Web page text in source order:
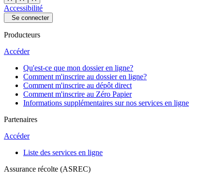
Accessibilité
Se connecter
Producteurs
Accéder
Qu'est-ce que mon dossier en ligne?
Comment m'inscrire au dossier en ligne?
Comment m'inscrire au dépôt direct
Comment m'inscrire au Zéro Papier
Informations supplémentaires sur nos services en ligne
Partenaires
Accéder
Liste des services en ligne
Assurance récolte (ASREC)